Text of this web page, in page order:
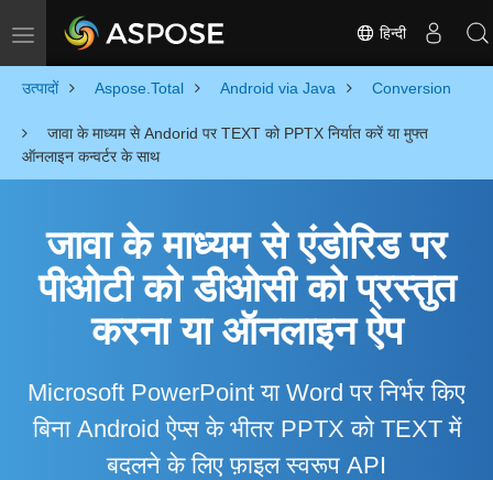
Toggle navigation हिन्दी
उत्पादों Aspose.Total Android via Java Conversion
जावा के माध्यम से Andorid पर TEXT को PPTX निर्यात करें या मुफ्त
ऑनलाइन कन्वर्टर के साथ
जावा के माध्यम से एंडोरिड पर
पीओटी को डीओसी को प्रस्तुत
करना या ऑनलाइन ऐप
Microsoft PowerPoint या Word पर निर्भर किए
बिना Android ऐप्स के भीतर PPTX को TEXT में
बदलने के लिए फ़ाइल स्वरूप API